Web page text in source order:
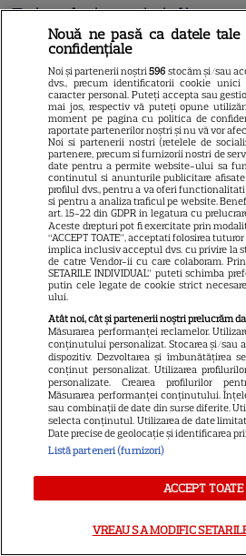
Primele imagini din
PRO TV și când începe
ARTICOLE
Horoscop
atât de
nu se
Cine poate
contul
decedate
Nouă ne pasă ca datele tale
confidențiale
Noi și partenerii noștri596 stocăm și/sau
dvs., precum identificatorii cookie unici
caracter personal. Puteți accepta sau
mai jos, respectiv vă puteți opune
moment pe pagina cu politica de
raportate partenerilor noștri și nu vă vor
Noi si partenerii nostri (retelele de
partenere, precum si furnizorii nostri de
date pentru a permite website-ului sa
continutul si anunturile publicitare
profilul dvs., pentru a va oferi
si pentru a analiza traficul pe website.
art. 15-22 din GDPR in legatura cu
Aceste drepturi pot fi exercitate prin
“ACCEPT TOATE”, acceptati folosirea
implica inclusiv acceptul dvs. cu privire la
de catre Vendor-ii cu care colaboram.
SETARILE INDIVIDUAL” puteti schimba
putin cele legate de cookie strict
ului.
Atât noi, cât și partenerii noștri prelucrăm
Măsurarea performanței reclamelor.
conținutului personalizat. Stocarea și/sau
dispozitiv. Dezvoltarea și îmbunătățirea
conținut personalizat. Utilizarea
personalizate. Crearea profilurilor
Măsurarea performanței conținutului.
sau combinații de date din surse diferite.
selecta conținutul. Utilizarea de date
Date precise de geolocație și identificarea
Listă parteneri (furnizori)
ACCEPT TOATE
VREAU SA MODIFIC